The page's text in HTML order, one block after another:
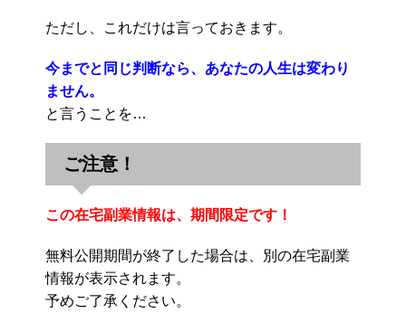
ただし、これだけは言っておきます。
今までと同じ判断なら、あなたの人生は変わり
ません。
と言うことを…
ご注意！
この在宅副業情報は、期間限定です！
無料公開期間が終了した場合は、別の在宅副業
情報が表示されます。
予めご了承ください。